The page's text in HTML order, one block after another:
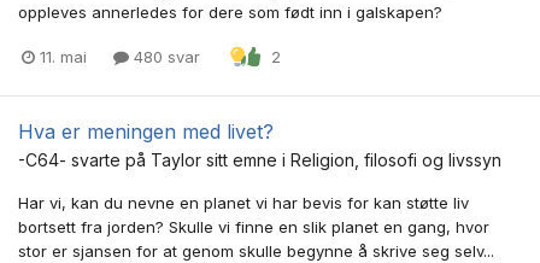
oppleves annerledes for dere som født inn i galskapen?
11. mai 480 svar 2
Hva er meningen med livet?
-C64- svarte på Taylor sitt emne i Religion, filosofi og livssyn
Har vi, kan du nevne en planet vi har bevis for kan støtte liv
bortsett fra jorden? Skulle vi finne en slik planet en gang, hvor
stor er sjansen for at genom skulle begynne å skrive seg selv...